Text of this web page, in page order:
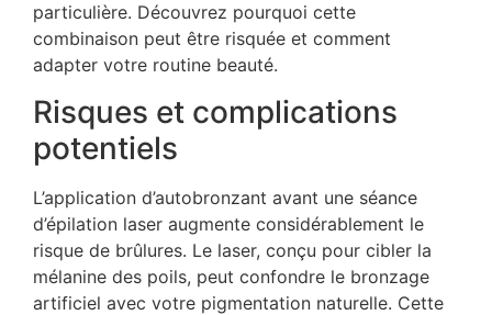
particulière. Découvrez pourquoi cette
combinaison peut être risquée et comment
adapter votre routine beauté.
Risques et complications
potentiels
L’application d’autobronzant avant une séance
d’épilation laser augmente considérablement le
risque de brûlures. Le laser, conçu pour cibler la
mélanine des poils, peut confondre le bronzage
artificiel avec votre pigmentation naturelle. Cette